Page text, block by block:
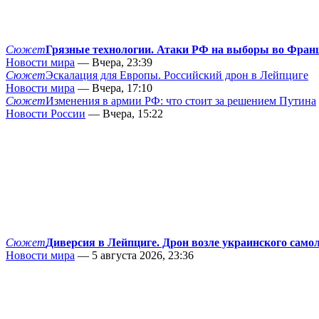
СюжетГрязные технологии. Атаки РФ на выборы во
Новости мира — Вчера, 23:39
СюжетЭскалация для Европы. Российский дрон в Лейпциге
Новости мира — Вчера, 17:10
СюжетИзменения в армии РФ: что стоит за решением Путина
Новости России — Вчера, 15:22
СюжетДиверсия в Лейпциге. Дрон возле украинского
Новости мира — 5 августа 2026, 23:36